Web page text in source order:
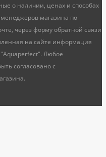
о наличии, ценах и способах
магазина по
через форму обратной связи
на сайте информация
"Aquaperfect". Любое
согласовано с